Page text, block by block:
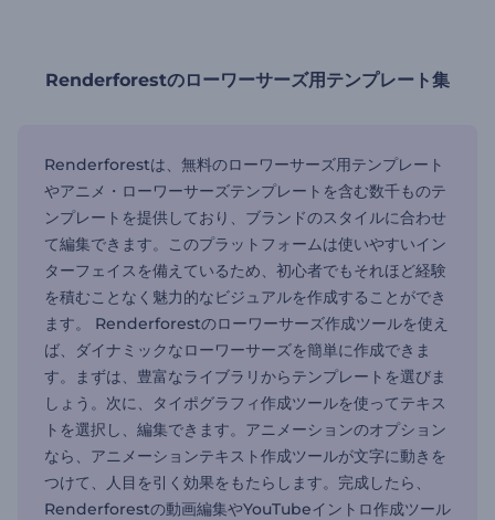
Renderforestのローワーサーズ用テンプレート集
Renderforestは、無料のローワーサーズ用テンプレート
やアニメ・ローワーサーズテンプレートを含む数千ものテ
ンプレートを提供しており、ブランドのスタイルに合わせ
て編集できます。このプラットフォームは使いやすいイン
ターフェイスを備えているため、初心者でもそれほど経験
を積むことなく魅力的なビジュアルを作成することができ
ます。 Renderforestのローワーサーズ作成ツールを使え
ば、ダイナミックなローワーサーズを簡単に作成できま
す。まずは、豊富なライブラリからテンプレートを選びま
しょう。次に、タイポグラフィ作成ツールを使ってテキス
トを選択し、編集できます。アニメーションのオプション
なら、アニメーションテキスト作成ツールが文字に動きを
つけて、人目を引く効果をもたらします。完成したら、
Renderforestの動画編集やYouTubeイントロ作成ツール